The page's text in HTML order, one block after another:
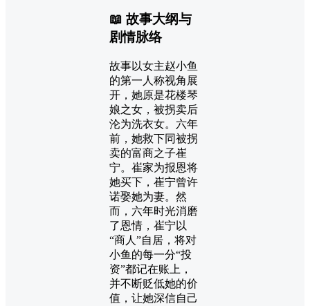
📖 故事大纲与
剧情脉络
故事以女主赵小鱼
的第一人称视角展
开，她原是花楼琴
娘之女，被拐卖后
沦为洗衣女。六年
前，她救下同被拐
卖的富商之子崔
宁。崔家为报恩将
她买下，崔宁曾许
诺娶她为妻。然
而，六年时光消磨
了恩情，崔宁以
“商人”自居，将对
小鱼的每一分“投
资”都记在账上，
并不断贬低她的价
值，让她深信自己